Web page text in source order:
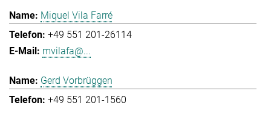
Miquel Vila Farré
+49 551 201-26114
mvilafa@...
Gerd Vorbrüggen
+49 551 201-1560